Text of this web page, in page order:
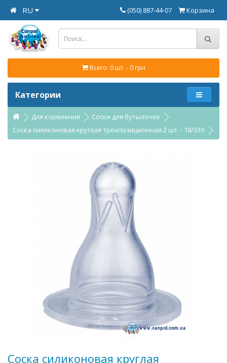
RU Корзина
(050) 887-44-07
Всего: 0 шт. - 0 грн
Категории
Для кормления
Соски для бутылочек
Соска силиконовая круглая трехпозиционная 2 шт. - 18/330
Соска силиконовая круглая